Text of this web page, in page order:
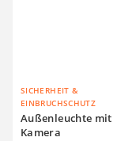
SICHERHEIT &
EINBRUCHSCHUTZ
Außenleuchte mit
Kamera